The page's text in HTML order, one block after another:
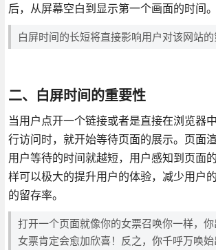
后，从屏幕空白到显示第一个画面的时间。
白屏时间的长短将直接影响用户对该网站
二、白屏时间的重要性
当用户点开一个链接或者是直接在浏览器
行访问时，就开始等待页面的展示。页面
用户等待的时间就越短，用户感知到页面
样可以极大的提升用户的体验，减少用户
的留存率。
打开一个页面就像你的女票召唤你一样，你
女票肯定会愈加欣喜！反之，你千呼万唤